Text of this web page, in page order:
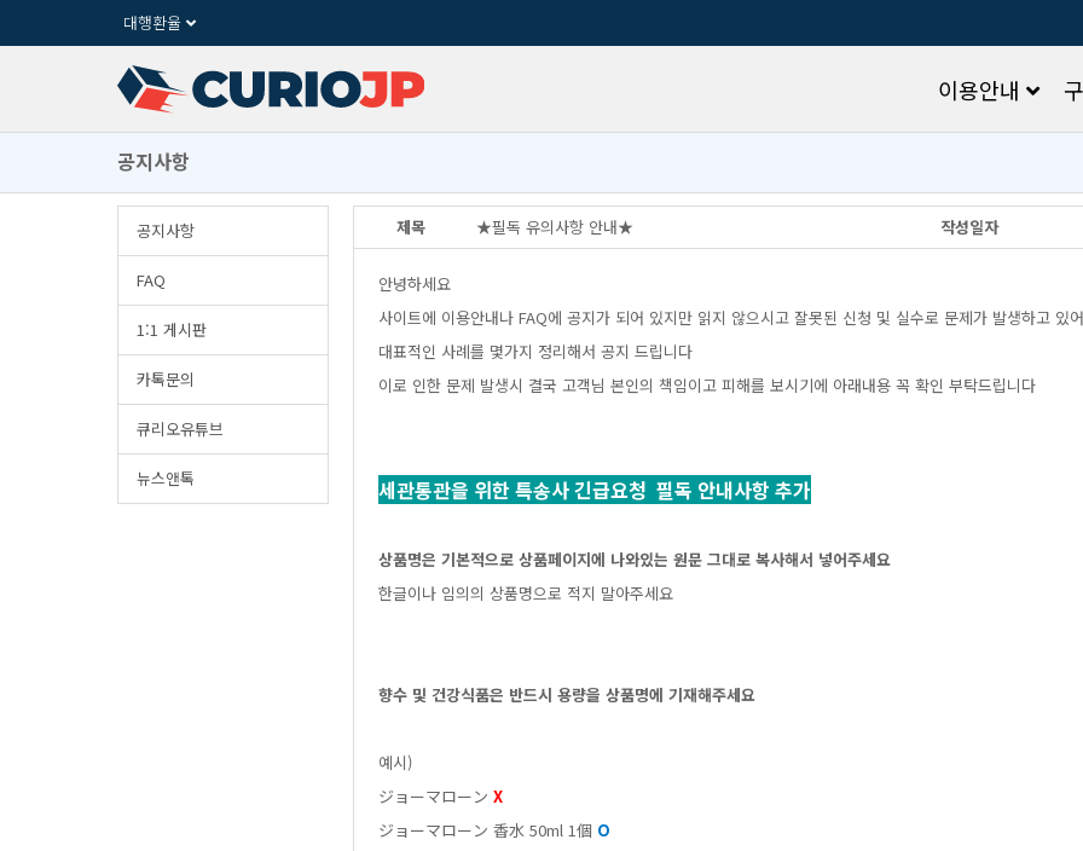
대행환율
이용안내
공지사항
공지사항
FAQ
1:1게시판
카톡문의
큐리오유튜브
뉴스앤톡
제목 ★필독유의사항안내★ 작성일자
안녕하세요
사이트에이용안내나FAQ에공지가되어있지만읽지않으시고잘못된신청및실수로문제가발생하고있
대표적인사례를몇가지정리해서공지드립니다
이로인한문제발생시결국고객님본인의책임이고피해를보시기에아래내용꼭확인부탁드립니다
세관통관을위한특송사긴급요청필독안내사항추가
상품명은기본적으로상품페이지에나와있는원문그대로복사해서넣어주세요
한글이나임의의상품명으로적지말아주세요
향수및건강식품은반드시용량을상품명에기재해주세요
예시)
ジョーマローン X
ジョーマローン香水50ml1個 O